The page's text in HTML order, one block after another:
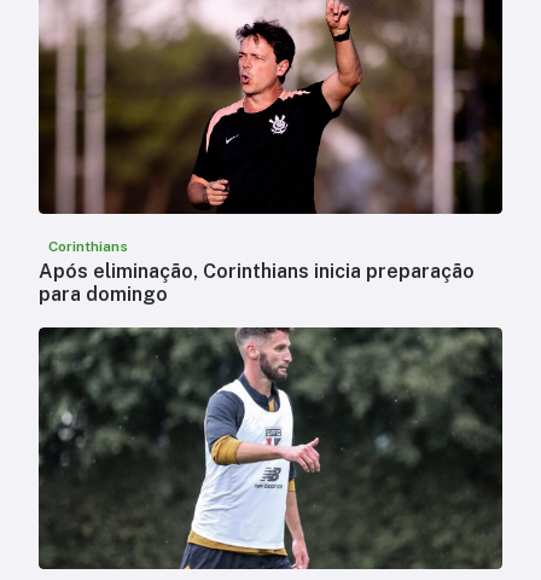
Corinthians
Após eliminação, Corinthians inicia preparação
para domingo